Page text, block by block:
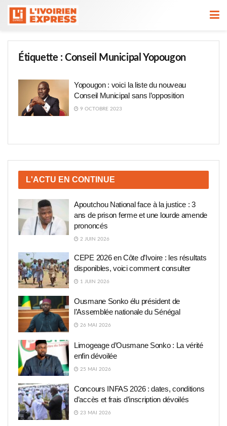
Étiquette :Conseil Municipal Yopougon
Yopougon : voici la liste du nouveau
Conseil Municipal sans l’opposition
9 OCTOBRE 2023
L'ACTU EN CONTINUE
Apoutchou National face à la justice : 3
ans de prison ferme et une lourde amende
prononcés
2 JUIN 2026
CEPE 2026 en Côte d’Ivoire : les résultats
disponibles, voici comment consulter
1 JUIN 2026
Ousmane Sonko élu président de
l’Assemblée nationale du Sénégal
26 MAI 2026
Limogeage d’Ousmane Sonko : La vérité
enfin dévoilée
25 MAI 2026
Concours INFAS 2026 : dates, conditions
d’accès et frais d’inscription dévoilés
23 MAI 2026